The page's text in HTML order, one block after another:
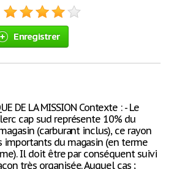
Enregistrer
DE LA MISSION Contexte : - Le
cap sud représente 10% du
(carburant inclus), ce rayon
importants du magasin (en terme
Il doit être par conséquent suivi
très organisée. Auquel cas ;